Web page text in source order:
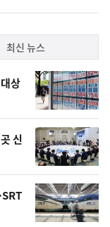
최신 뉴스
상
신